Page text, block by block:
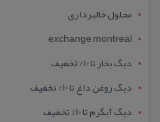
محلول خالبرداری
exchange montreal
دیگ بخار تا 10% تخفیف
دیگ روغن داغ تا 10% تخفیف
دیگ آبگرم تا 10% تخفیف